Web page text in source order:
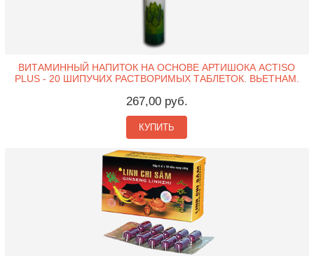
ВИТАМИННЫЙ НАПИТОК НА ОСНОВЕ АРТИШОКА ACTISO
PLUS - 20 ШИПУЧИХ РАСТВОРИМЫХ ТАБЛЕТОК. ВЬЕТНАМ.
267,00 руб.
КУПИТЬ